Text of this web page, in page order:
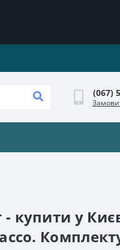
(067)
купити у